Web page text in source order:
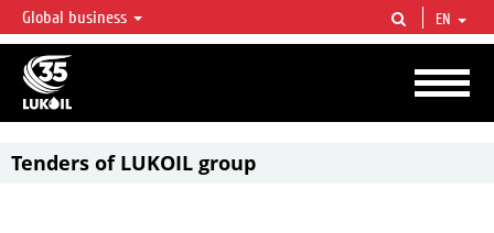
LUKOIL OVERVIEW
LUKOIL is one of the largest oil & gas vertical integrated companies in the world
accounting for over 2% of crude production and circa 1% of proved hydrocarbon
reserves globally.
Global business EN
Tenders of LUKOIL group